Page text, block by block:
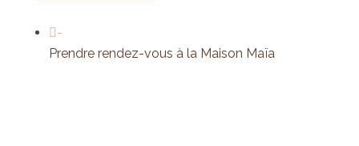
-
Prendre rendez-vous à la Maison Maïa